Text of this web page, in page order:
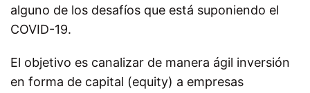
alguno de los desafíos que está suponiendo el
COVID-19.
El objetivo es canalizar de manera ágil inversión
en forma de capital (equity) a empresas